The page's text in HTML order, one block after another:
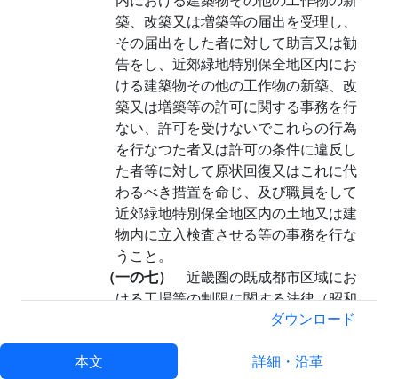
築、改築又は増築等の届出を受理し、
その届出をした者に対して助言又は勧
告をし、近郊緑地特別保全地区内にお
ける建築物その他の工作物の新築、改
築又は増築等の許可に関する事務を行
ない、許可を受けないでこれらの行為
を行なつた者又は許可の条件に違反し
た者等に対して原状回復又はこれに代
わるべき措置を命じ、及び職員をして
近郊緑地特別保全地区内の土地又は建
物内に立入検査させる等の事務を行な
うこと。
（一の七） 近畿圏の既成都市区域にお
ける工場等の制限に関する法律（昭和
三十九年法律第百四十四号）の定める
ところにより、工場等制限区域内にお
ける制限施設の新設又は増設の許可に
ダウンロード
本文 詳細・沿革